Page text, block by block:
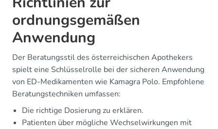
ordnungsgemäßen
Anwendung
Der Beratungsstil des österreichischen Apothekers
spielt eine Schlüsselrolle bei der sicheren Anwendung
von ED-Medikamenten wie Kamagra Polo. Empfohlene
Beratungstechniken umfassen:
Die richtige Dosierung zu erklären.
Patienten über mögliche Wechselwirkungen mit